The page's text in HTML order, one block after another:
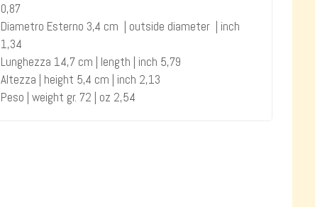
0,87
Diametro Esterno 3,4 cm | outside diameter | inch
1,34
Lunghezza 14,7 cm | length | inch 5,79
Altezza | height 5,4 cm | inch 2,13
Peso | weight gr. 72 | oz 2,54